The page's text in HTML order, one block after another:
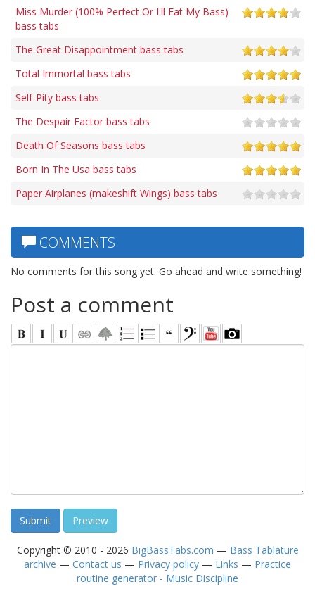
Miss Murder (100% Perfect Or I'll Eat My Bass)
bass tabs
The Great Disappointment bass tabs
Total Immortal bass tabs
Self-Pity bass tabs
The Despair Factor bass tabs
Death Of Seasons bass tabs
Born In The Usa bass tabs
Paper Airplanes (makeshift Wings) bass tabs
COMMENTS
No comments for this song yet. Go ahead and write something!
Post a comment
Copyright © 2010 - 2026 BigBassTabs.com — Bass Tablature
archive — Contact us — Privacy policy — Links — Practice
routine generator - Music Discipline